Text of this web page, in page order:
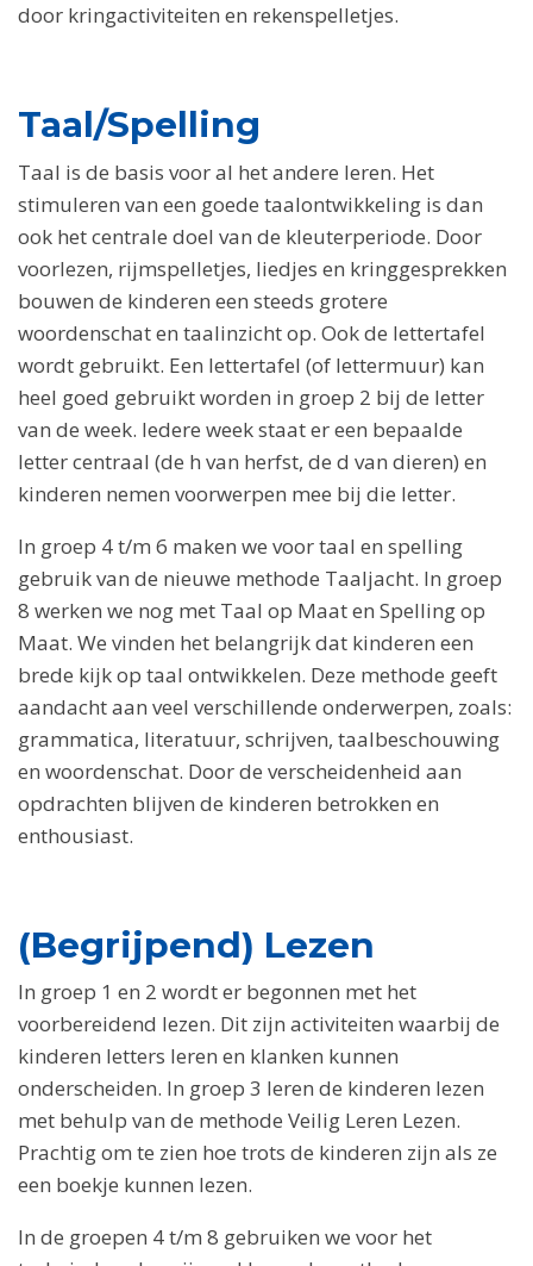
door kringactiviteiten en rekenspelletjes.
Taal/Spelling
Taal is de basis voor al het andere leren. Het
stimuleren van een goede taalontwikkeling is dan
ook het centrale doel van de kleuterperiode. Door
voorlezen, rijmspelletjes, liedjes en kringgesprekken
bouwen de kinderen een steeds grotere
woordenschat en taalinzicht op. Ook de lettertafel
wordt gebruikt. Een lettertafel (of lettermuur) kan
heel goed gebruikt worden in groep 2 bij de letter
van de week. Iedere week staat er een bepaalde
letter centraal (de h van herfst, de d van dieren) en
kinderen nemen voorwerpen mee bij die letter.
In groep 4 t/m 6 maken we voor taal en spelling
gebruik van de nieuwe methode Taaljacht. In groep
8 werken we nog met Taal op Maat en Spelling op
Maat. We vinden het belangrijk dat kinderen een
brede kijk op taal ontwikkelen. Deze methode geeft
aandacht aan veel verschillende onderwerpen, zoals:
grammatica, literatuur, schrijven, taalbeschouwing
en woordenschat. Door de verscheidenheid aan
opdrachten blijven de kinderen betrokken en
enthousiast.
(Begrijpend) Lezen
In groep 1 en 2 wordt er begonnen met het
voorbereidend lezen. Dit zijn activiteiten waarbij de
kinderen letters leren en klanken kunnen
onderscheiden. In groep 3 leren de kinderen lezen
met behulp van de methode Veilig Leren Lezen.
Prachtig om te zien hoe trots de kinderen zijn als ze
een boekje kunnen lezen.
In de groepen 4 t/m 8 gebruiken we voor het